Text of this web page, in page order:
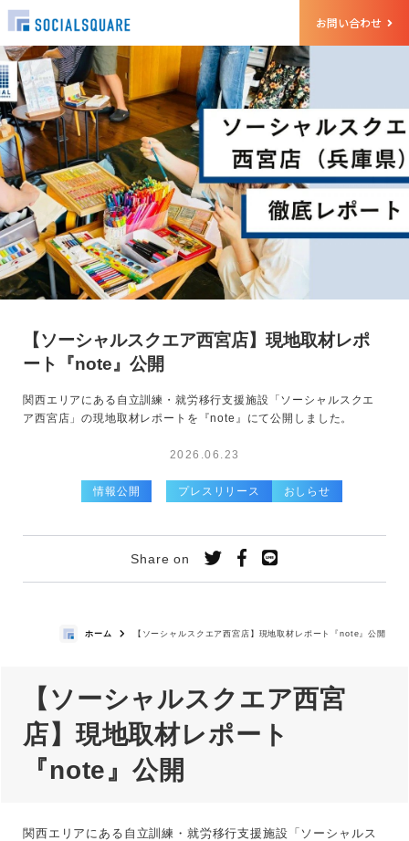
お問い合わせ
【ソーシャルスクエア西宮店】現地取材レポ
ート『note』公開
関西エリアにある自立訓練・就労移行支援施設「ソーシャルスクエ
ア西宮店」の現地取材レポートを『note』にて公開しました。
2026.06.23
情報公開 プレスリリース おしらせ
Share on
ホーム 【ソーシャルスクエア西宮店】現地取材レポート『note』公開
【ソーシャルスクエア西宮
店】現地取材レポート
『note』公開
関西エリアにある自立訓練・就労移行支援施設「ソーシャルス